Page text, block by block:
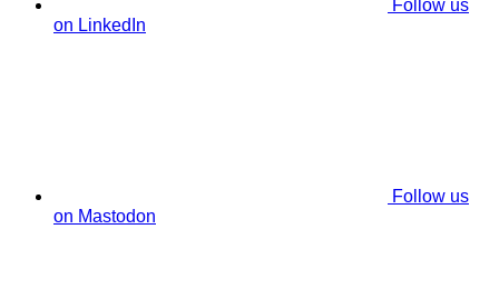
Follow us
on LinkedIn
Follow us
on Mastodon